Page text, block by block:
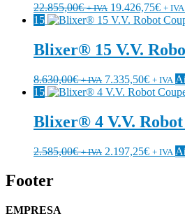
22.855,00€ + IVA 19.426,75€ + IVA
15
Blixer® 15 V.V.
8.630,00€ + IVA 7.335,50€ + IVA
15
Blixer® 4 V.V.
2.585,00€ + IVA 2.197,25€ + IVA
Footer
EMPRESA